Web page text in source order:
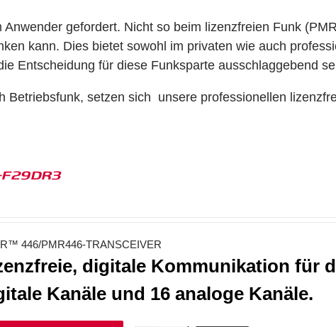
gefordert. Nicht so beim lizenzfreien Funk
kann. Dies bietet sowohl im privaten wie auch
Entscheidung für diese Funksparte ausschlaggebend
Betriebsfunk, setzen sich unsere professionellen
446/PMR446-TRANSCEIVER
digitale Kommunikation für
Kanäle und 16 analoge Kanäle.